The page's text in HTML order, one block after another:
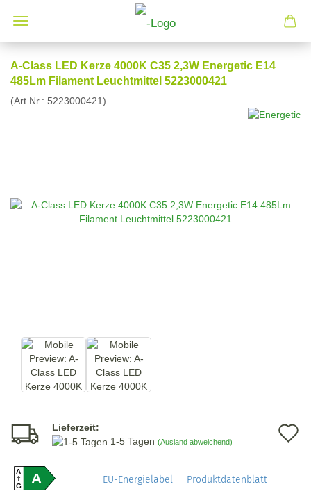
A-Class LED Kerze 4000K C35 2,3W Energetic E14
485Lm Filament Leuchtmittel 5223000421
(Art.Nr.: 5223000421)
Lieferzeit:
1-5 Tagen (Ausland abweichend)
A
GA EU-Energielabel Produktdatenblatt